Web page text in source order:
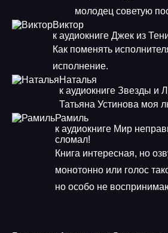
молодец советую
Виктор
к аудиокниге Джек из
Как поменять
исполнение.
Наталья
к аудиокниге Звезды и
Татьяна Устинова моя
Рамиль
к аудиокниге Мир
сломал!
Книга интересная, но
монотонно или голос
но особо не